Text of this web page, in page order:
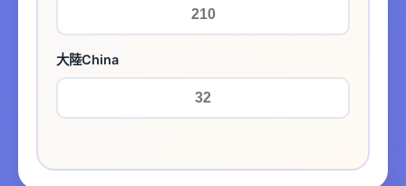
大陸China